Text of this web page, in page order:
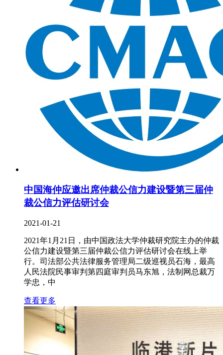
中国海仲应邀出席仲裁公信力建设暨第三届仲
裁公信力评估研讨会
2021-01-21
2021年1月21日，由中国政法大学仲裁研究院主办的仲裁
公信力建设暨第三届仲裁公信力评估研讨会在线上举
行。司法部公共法律服务管理局二级巡视员石海，最高
人民法院民事审判第四庭审判员马东旭，法制网总裁万
学忠，中
查看更多